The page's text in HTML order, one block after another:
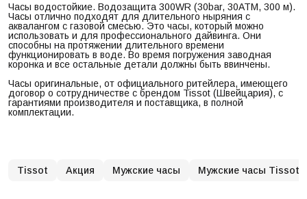
Часы водостойкие. Водозащита 300WR (30bar, 30ATM, 300 м).
Часы отлично подходят для длительного ныряния с
аквалангом с газовой смесью. Это часы, который можно
использовать и для профессионального дайвинга. Они
способны на протяжении длительного времени
функционировать в воде. Во время погружения заводная
коронка и все остальные детали должны быть ввинчены.
Часы оригинальные, от официального ритейлера, имеющего
договор о сотрудничестве с брендом Tissot (Швейцария), с
гарантиями производителя и поставщика, в полной
комплектации.
Tissot Акция Мужские часы Мужские часы Tissot